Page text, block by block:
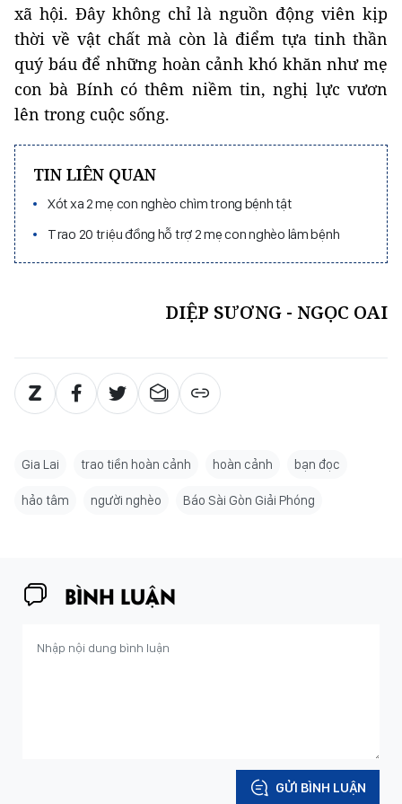
xã hội. Đây không chỉ là nguồn động viên kịp
thời về vật chất mà còn là điểm tựa tinh thần
quý báu để những hoàn cảnh khó khăn như mẹ
con bà Bính có thêm niềm tin, nghị lực vươn
lên trong cuộc sống.
TIN LIÊN QUAN
Xót xa 2 mẹ con nghèo chìm trong bệnh tật
Trao 20 triệu đồng hỗ trợ 2 mẹ con nghèo lâm bệnh
DIỆP SƯƠNG - NGỌC OAI
Gia Lai trao tiền hoàn cảnh hoàn cảnh bạn đọc
hảo tâm người nghèo Báo Sài Gòn Giải Phóng
BÌNH LUẬN
GỬI BÌNH LUẬN